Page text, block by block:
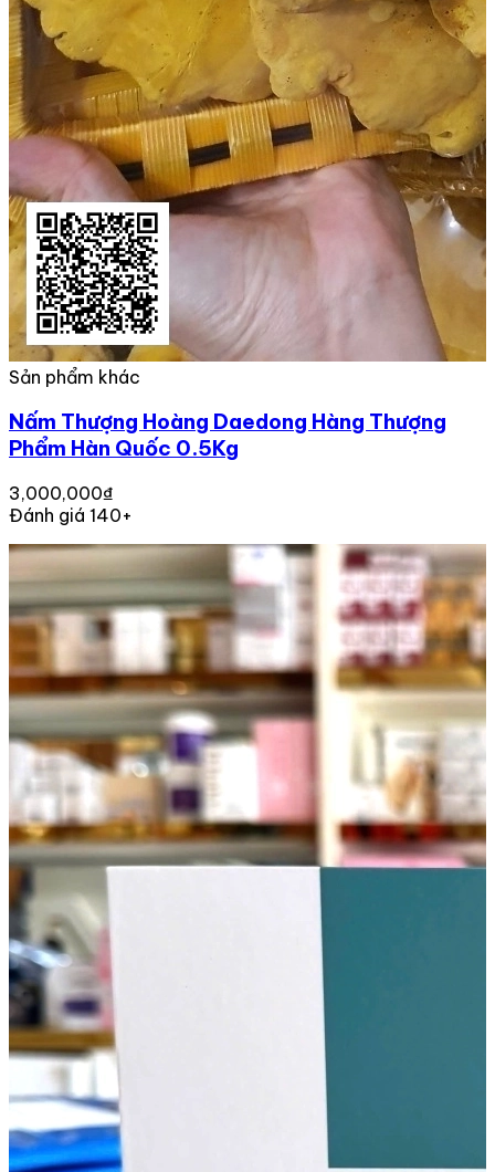
Sản phẩm khác
Nấm Thượng Hoàng Daedong Hàng Thượng
Phẩm Hàn Quốc 0.5Kg
3,000,000₫
Đánh giá 140+